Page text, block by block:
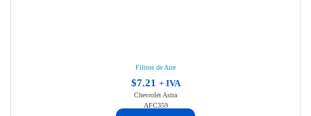
Filtros de Aire
$7.21 + IVA
Chevrolet Astra
AFC359